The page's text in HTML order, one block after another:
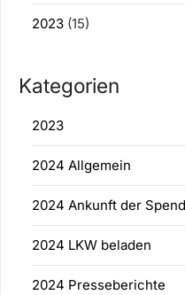
2023 (15)
Kategorien
2023
2024 Allgemein
2024 Ankunft der
2024 LKW beladen
2024 Presseberichte